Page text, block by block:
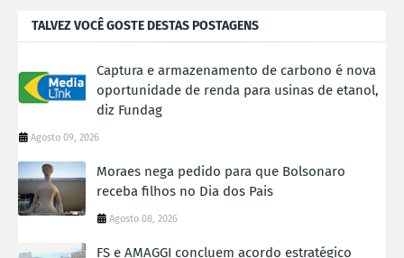
TALVEZ VOCÊ GOSTE DESTAS POSTAGENS
Captura e armazenamento de carbono é nova
oportunidade de renda para usinas de etanol,
diz Fundag
Agosto 09, 2026
Moraes nega pedido para que Bolsonaro
receba filhos no Dia dos Pais
Agosto 08, 2026
FS e AMAGGI concluem acordo estratégico